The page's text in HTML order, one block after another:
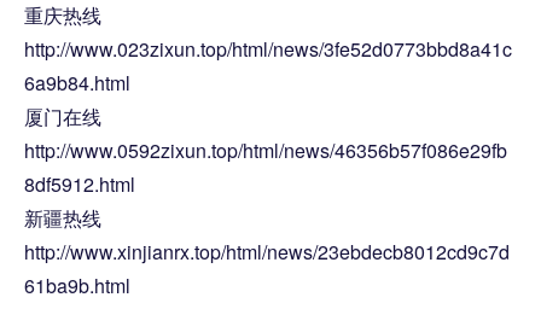
重庆热线
http://www.023zixun.top/html/news/3fe52d0773bbd8a41c
6a9b84.html
厦门在线
http://www.0592zixun.top/html/news/46356b57f086e29fb
8df5912.html
新疆热线
http://www.xinjianrx.top/html/news/23ebdecb8012cd9c7d
61ba9b.html